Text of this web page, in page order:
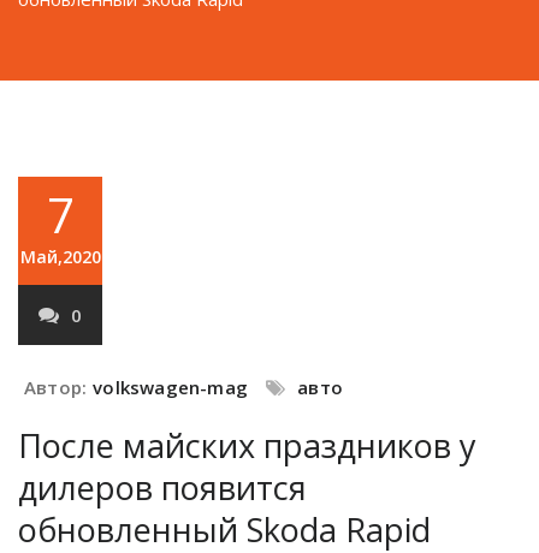
7
Май,2020
0
Автор: volkswagen-mag авто
После майских праздников у
дилеров появится
обновленный Skoda Rapid